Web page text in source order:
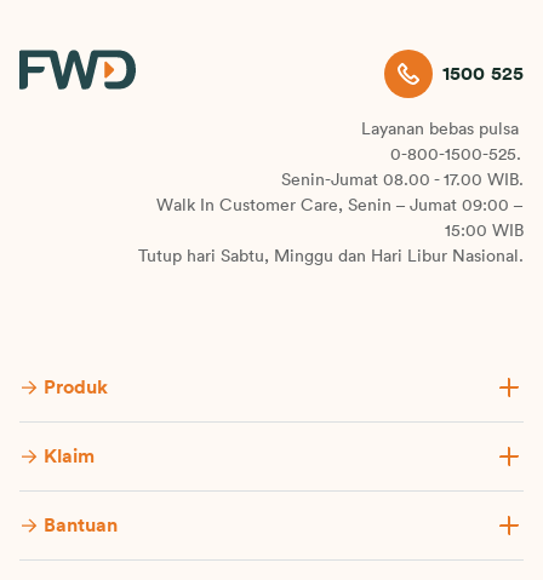
1500 525
Layanan bebas pulsa
0-800-1500-525.
Senin-Jumat 08.00 - 17.00 WIB.
Walk In Customer Care, Senin – Jumat 09:00 –
15:00 WIB
Tutup hari Sabtu, Minggu dan Hari Libur Nasional.
Produk
Klaim
Bantuan